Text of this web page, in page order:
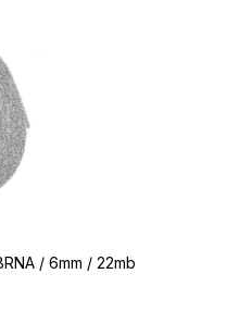
/ 6mm / 22mb